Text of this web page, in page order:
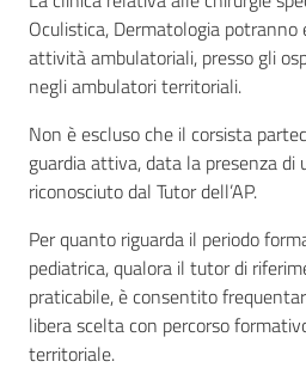
Oculistica, Dermatologia
attività ambulatoriali, presso gli
negli ambulatori territoriali.
Non è escluso che il corsista
guardia attiva, data la presenza di
riconosciuto dal Tutor dell’AP.
Per quanto riguarda il periodo
pediatrica, qualora il tutor di
praticabile, è consentito
libera scelta con percorso
territoriale.